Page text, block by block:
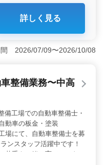
ーラーでの整備士募集
間休日108日で残業も少
上の方、検査員資格者
品の交換・取り付け・
お願いします。シニア
収350万〜450万円で
。賞与は年2回あり、福
6日の柔軟なシフト制
車通勤可で無料駐車場
共に働きませんか。
詳しく見る
間 2026/07/09〜2026/10/08
整備業務〜中高
動車の板金・塗装
場にて、自動車整備士を募
ンスタッフ活躍中です！
若手を一緒に育てていきま